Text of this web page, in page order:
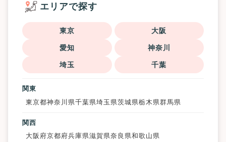
エリアで探す
東京 大阪
愛知 神奈川
埼玉 千葉
関東
東京都神奈川県千葉県埼玉県茨城県栃木県群馬県
関西
大阪府京都府兵庫県滋賀県奈良県和歌山県